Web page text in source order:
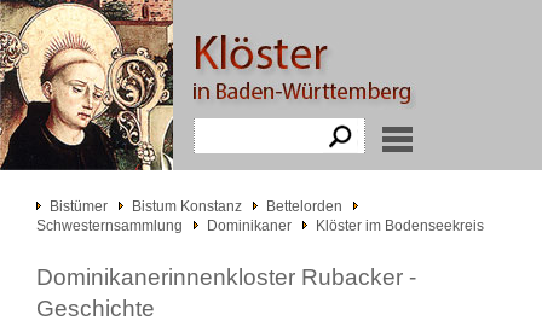
Bistümer Bistum Konstanz
Bettelorden
Schwesternsammlung
Dominikaner Klöster im Bodenseekreis
Dominikanerinnenkloster Rubacker -
Geschichte